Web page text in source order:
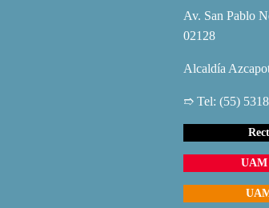
Av. San Pablo
02128
Alcaldía
➱ Tel: (55)
UAM